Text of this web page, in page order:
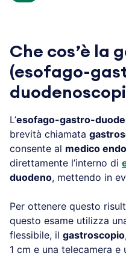
Che cos’è la
(esofago-
L’esofago-gastro-
brevità chiamata
consente al medico
direttamente l’interno di
duodeno, mettendo in
Per ottenere questo
questo esame utilizza
flessibile, il gastroscopio
1 cm e una telecamera